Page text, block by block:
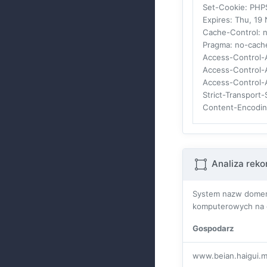
Set-Cookie:
Expires: Thu, 19
Cache-Control:
Pragma: no-
Access-Control-
Access-
Access-Control-
Strict-Transport-
Content-
Analiza
System nazw
komputerowych na
Gospodarz